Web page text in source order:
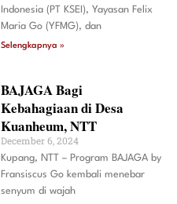
Indonesia (PT KSEI), Yayasan Felix
Maria Go (YFMG), dan
Selengkapnya »
BAJAGA Bagi
Kebahagiaan di Desa
Kuanheum, NTT
December 6, 2024
Kupang, NTT – Program BAJAGA by
Fransiscus Go kembali menebar
senyum di wajah